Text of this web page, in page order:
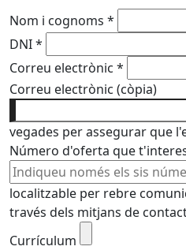
Nom i cognoms *
DNI*
Correu electrònic *
Correu electrònic (còpia)
vegades per assegurar que
Número d'oferta que
localitzable per rebre
través dels mitjans de
Currículum